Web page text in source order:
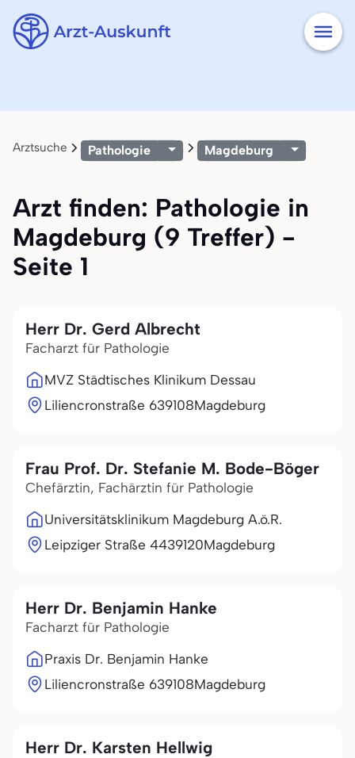
Arztsuche Pathologie Magdeburg
Arzt finden: Pathologie in
Magdeburg (9 Treffer) -
Seite 1
Herr Dr. Gerd Albrecht
Facharzt für Pathologie
MVZ Städtisches Klinikum Dessau
Liliencronstraße 639108Magdeburg
Frau Prof. Dr. Stefanie M. Bode-Böger
Chefärztin, Fachärztin für Pathologie
Universitätsklinikum Magdeburg A.ö.R.
Leipziger Straße 4439120Magdeburg
Herr Dr. Benjamin Hanke
Facharzt für Pathologie
Praxis Dr. Benjamin Hanke
Liliencronstraße 639108Magdeburg
Herr Dr. Karsten Hellwig